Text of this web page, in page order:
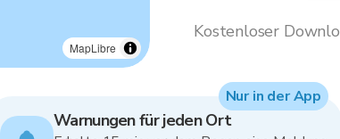
MapLibre
Kostenloser
Warnungen für jeden Ort
Nur in der App